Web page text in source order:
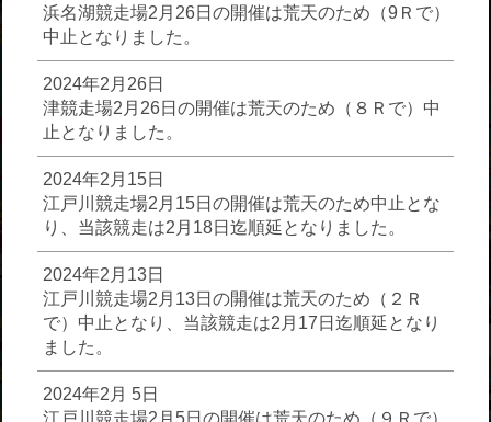
浜名湖競走場2月26日の開催は荒天のため（9Ｒで）
中止となりました。
2024年2月26日
津競走場2月26日の開催は荒天のため（８Ｒで）中
止となりました。
2024年2月15日
江戸川競走場2月15日の開催は荒天のため中止とな
り、当該競走は2月18日迄順延となりました。
2024年2月13日
江戸川競走場2月13日の開催は荒天のため（２Ｒ
で）中止となり、当該競走は2月17日迄順延となり
ました。
2024年2月 5日
江戸川競走場2月5日の開催は荒天のため（９Ｒで）